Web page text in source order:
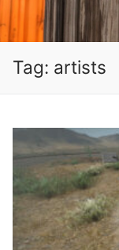
Tag: artists